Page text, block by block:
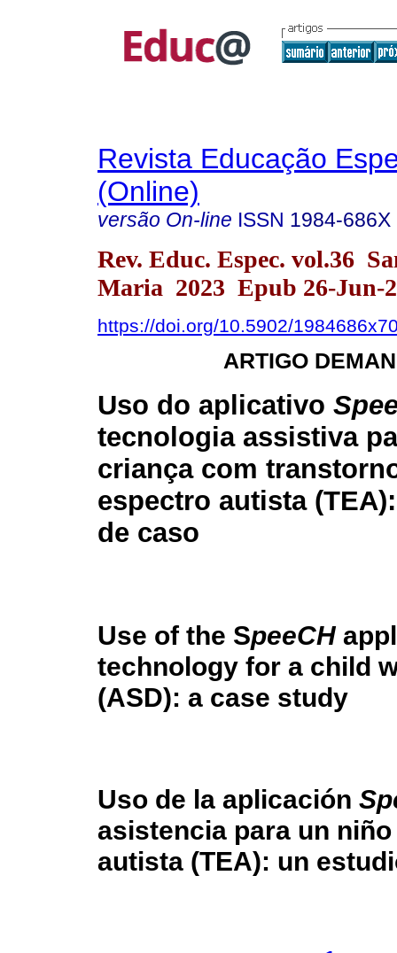
Revista Educação
(Online)
versão On-line ISSN 1984-686X
Rev. Educ. Espec. vol.36
Maria 2023 Epub 26-Jun-
https://doi.org/10.5902/
ARTIGO
Uso do aplicativo
tecnologia assistiva
criança com
espectro autista
de caso
Use of the SpeeCH
technology for a child
(ASD): a case study
Uso de la aplicación
asistencia para un
autista (TEA): un